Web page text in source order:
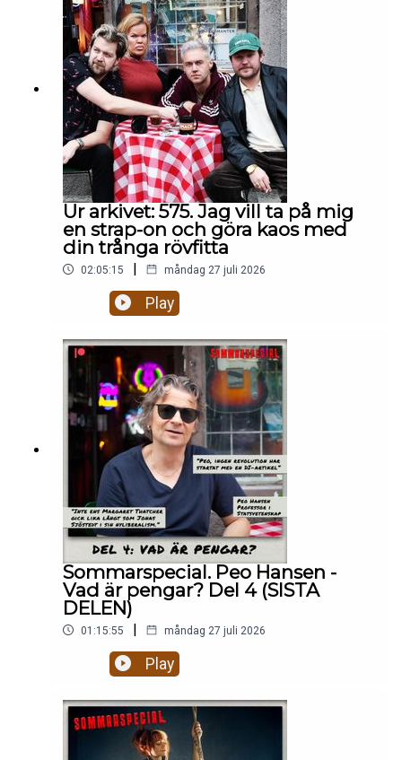
eftermiddagen:🥶 Är det rätt att bjuda in Mikael
Leijnegard i värmen igen? 👶 Ska man posta
bilder på döda foster på facebook? 👨‍⚖️ Är Daniels
Nanskogs försvarstal BRA eller lite
patetiskt? 🇬🇲 Mikael Fjelldal uppdaterar oss om
livet som särbo med sin pojkvän från Gambia som
flydde till Italien.Hela avsnittet på
patreon.com/gottsnack
Ur arkivet: 575. Jag vill ta på mig
en strap-on och göra kaos med
din trånga rövfitta
02:05:15 | måndag 27 juli 2026
Play
Sommarspecial. Peo Hansen -
Vad är pengar? Del 4 (SISTA
DELEN)
01:15:55 | måndag 27 juli 2026
Play